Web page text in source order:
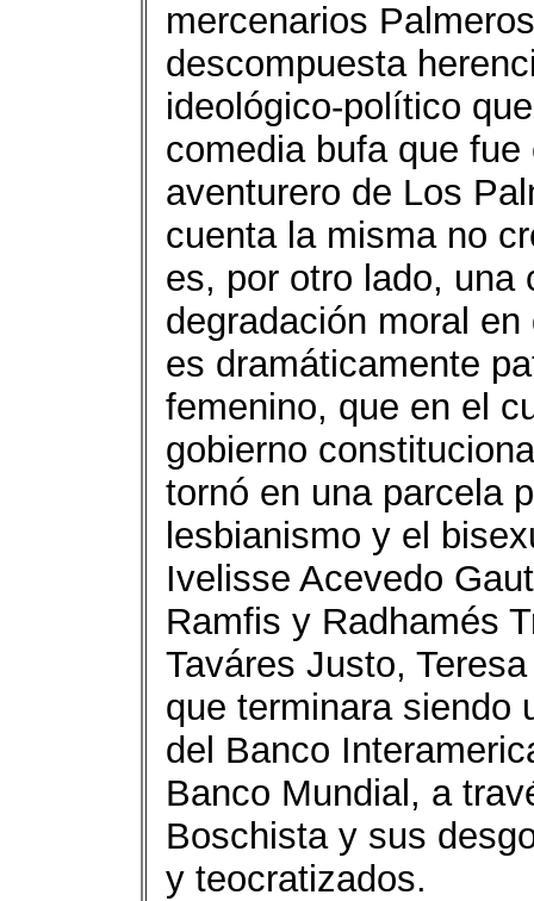
mercenarios
descompuesta
ideológico-político
comedia bufa que
aventurero de Los
cuenta la misma no
es, por otro lado, una
degradación moral
es dramáticamente
femenino, que en el
gobierno
tornó en una parcela
lesbianismo y el
Ivelisse Acevedo
Ramfis y Radhamés
Taváres Justo,
que terminara siendo
del Banco
Banco Mundial, a
Boschista y sus
y teocratizados.